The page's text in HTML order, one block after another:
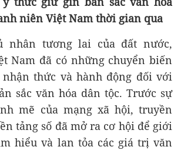
niên Việt Nam thời gian qua
nhân tương lai của đất nước,
Nam đã có những chuyển biến
thức và hành động đối với
sắc văn hóa dân tộc. Trước sự
mẽ của mạng xã hội, truyền
tảng số đã mở ra cơ hội để giới
hiểu và lan tỏa các giá trị văn